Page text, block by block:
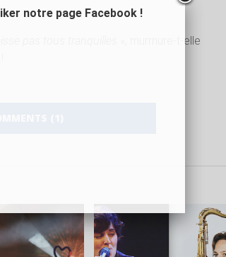
pas tous tranquilles
», murmure-t-elle
LIRE LA
notre page Facebook !